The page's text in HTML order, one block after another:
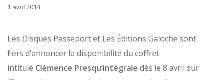
1 avril 2014
Les Disques Passeport et Les Éditions Galoche sont
fiers d’annoncer la disponibilité du coffret
intitulé Clémence Presqu’intégrale dès le 8 avril sur